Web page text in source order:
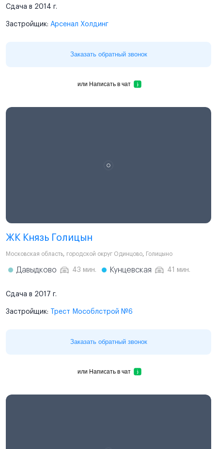
Сдача в 2014 г.
Застройщик: Арсенал Холдинг
Заказать обратный звонок
или Написать в чат
ЖК Князь Голицын
Московская область, городской округ Одинцово, Голицыно
Давыдково 43 мин. Кунцевская 41 мин.
Сдача в 2017 г.
Застройщик: Трест Мособлстрой №6
Заказать обратный звонок
или Написать в чат